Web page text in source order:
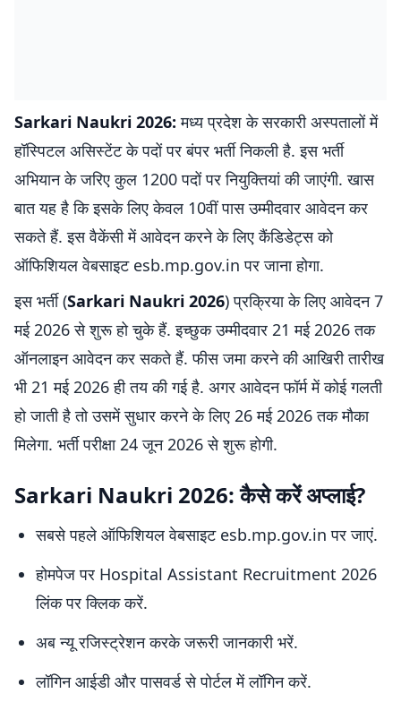
Sarkari Naukri 2026:मध्य प्रदेश के सरकारी अस्पतालों में
हॉस्पिटल असिस्टेंट के पदों पर बंपर भर्ती निकली है. इस भर्ती
अभियान के जरिए कुल 1200 पदों पर नियुक्तियां की जाएंगी. खास
बात यह है कि इसके लिए केवल 10वीं पास उम्मीदवार आवेदन कर
सकते हैं. इस वैकेंसी में आवेदन करने के लिए कैंडिडेट्स को
ऑफिशियल वेबसाइट esb.mp.gov.in पर जाना होगा.
इस भर्ती (Sarkari Naukri 2026) प्रक्रिया के लिए आवेदन 7
मई 2026 से शुरू हो चुके हैं. इच्छुक उम्मीदवार 21 मई 2026 तक
ऑनलाइन आवेदन कर सकते हैं. फीस जमा करने की आखिरी तारीख
भी 21 मई 2026 ही तय की गई है. अगर आवेदन फॉर्म में कोई गलती
हो जाती है तो उसमें सुधार करने के लिए 26 मई 2026 तक मौका
मिलेगा. भर्ती परीक्षा 24 जून 2026 से शुरू होगी.
Sarkari Naukri 2026: कैसे करें अप्लाई?
सबसे पहले ऑफिशियल वेबसाइट esb.mp.gov.in पर जाएं.
होमपेज पर Hospital Assistant Recruitment 2026
लिंक पर क्लिक करें.
अब न्यू रजिस्ट्रेशन करके जरूरी जानकारी भरें.
लॉगिन आईडी और पासवर्ड से पोर्टल में लॉगिन करें.